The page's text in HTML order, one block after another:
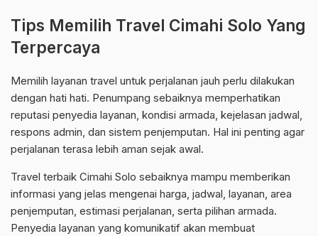
Tips Memilih Travel Cimahi Solo Yang
Terpercaya
Memilih layanan travel untuk perjalanan jauh perlu dilakukan
dengan hati hati. Penumpang sebaiknya memperhatikan
reputasi penyedia layanan, kondisi armada, kejelasan jadwal,
respons admin, dan sistem penjemputan. Hal ini penting agar
perjalanan terasa lebih aman sejak awal.
Travel terbaik Cimahi Solo sebaiknya mampu memberikan
informasi yang jelas mengenai harga, jadwal, layanan, area
penjemputan, estimasi perjalanan, serta pilihan armada.
Penyedia layanan yang komunikatif akan membuat